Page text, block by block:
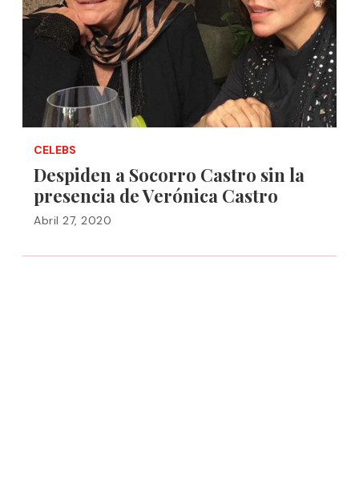
CELEBS
Despiden a Socorro Castro sin la
presencia de Verónica Castro
Abril 27, 2020